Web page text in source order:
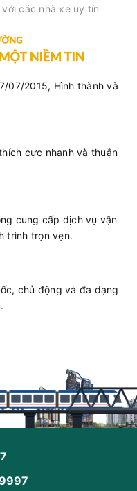
các nhà xe uy tín
07/2015, Hình thành và
cực nhanh và thuận
cung cấp dịch vụ vận
trình trọn vẹn.
chủ động và đa dạng